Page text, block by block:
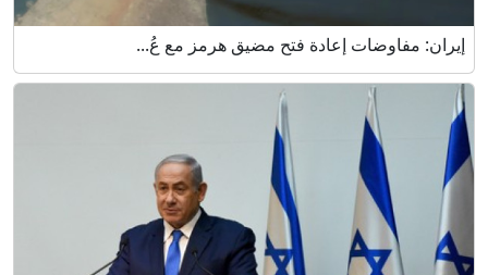
إيران: مفاوضات إعادة فتح مضيق هرمز مع عُ...